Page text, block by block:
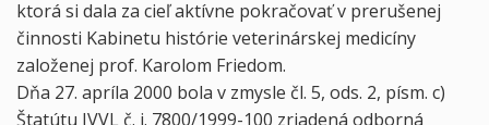
ktorá si dala za cieľ aktívne pokračovať v prerušenej
činnosti Kabinetu histórie veterinárskej medicíny
založenej prof. Karolom Friedom.
Dňa 27. apríla 2000 bola v zmysle čl. 5, ods. 2, písm. c)
Štatútu IVVL č. j. 7800/1999-100 zriadená odborná